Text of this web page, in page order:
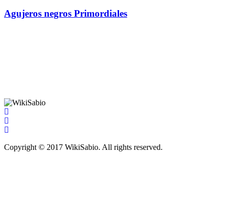
Agujeros negros Primordiales
Copyright © 2017 WikiSabio. All rights reserved.